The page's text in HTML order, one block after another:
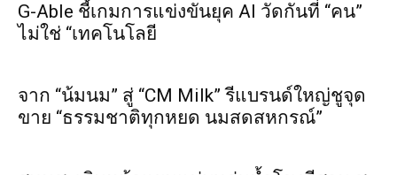
G-Able ชี้เกมการแข่งขันยุค AI วัดกันที่ “คน”
ไม่ใช่ “เทคโนโลยี
จาก “น้มนม” สู่ “CM Milk” รีแบรนด์ใหญ่ชูจุด
ขาย “ธรรมชาติทุกหยด นมสดสหกรณ์”